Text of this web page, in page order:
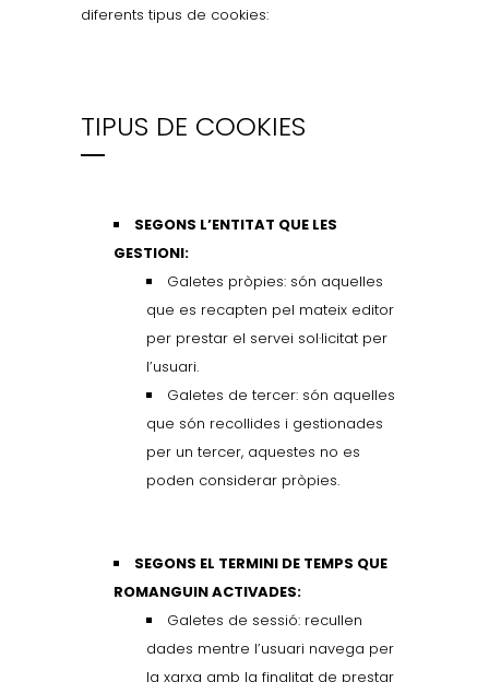
diferents tipus de cookies:
TIPUS DE COOKIES
SEGONS L’ENTITAT QUE LES
GESTIONI:
Galetes pròpies: són aquelles
que es recapten pel mateix editor
per prestar el servei sol·licitat per
l’usuari.
Galetes de tercer: són aquelles
que són recollides i gestionades
per un tercer, aquestes no es
poden considerar pròpies.
SEGONS EL TERMINI DE TEMPS QUE
ROMANGUIN ACTIVADES:
Galetes de sessió: recullen
dades mentre l’usuari navega per
la xarxa amb la finalitat de prestar